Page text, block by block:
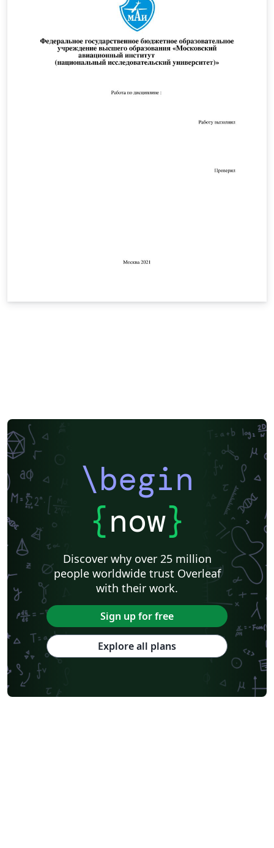
\begin
{now}
Discover why over 25 million
people worldwide trust Overleaf
with their work.
Sign up for free
Explore all plans